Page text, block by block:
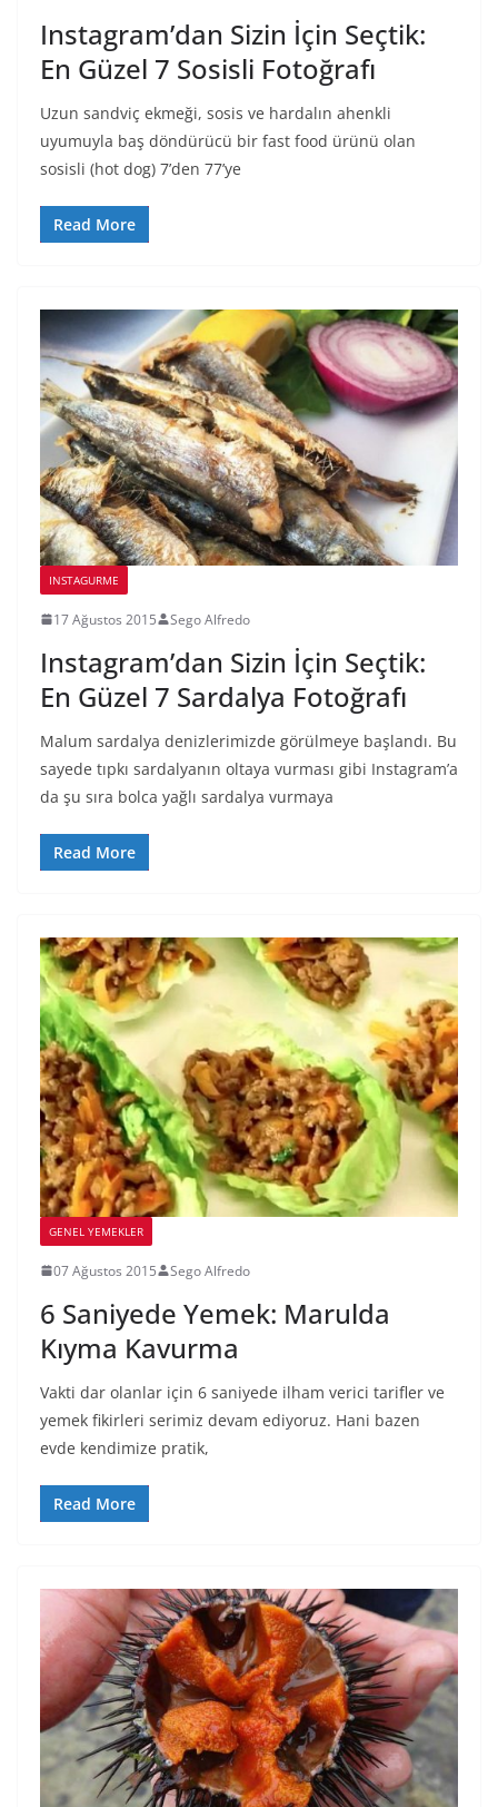
Instagram’dan Sizin İçin Seçtik:
En Güzel 7 Sosisli Fotoğrafı
Uzun sandviç ekmeği, sosis ve hardalın ahenkli
uyumuyla baş döndürücü bir fast food ürünü olan
sosisli (hot dog) 7’den 77’ye
Read More
INSTAGURME
17 Ağustos 2015 Sego Alfredo
Instagram’dan Sizin İçin Seçtik:
En Güzel 7 Sardalya Fotoğrafı
Malum sardalya denizlerimizde görülmeye başlandı. Bu
sayede tıpkı sardalyanın oltaya vurması gibi Instagram’a
da şu sıra bolca yağlı sardalya vurmaya
Read More
GENEL YEMEKLER
07 Ağustos 2015 Sego Alfredo
6 Saniyede Yemek: Marulda
Kıyma Kavurma
Vakti dar olanlar için 6 saniyede ilham verici tarifler ve
yemek fikirleri serimiz devam ediyoruz. Hani bazen
evde kendimize pratik,
Read More